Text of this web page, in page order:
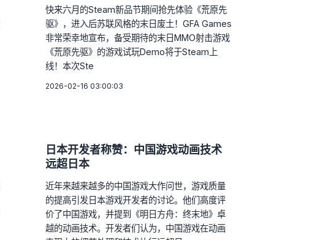
快来六月的Steam新品节期间抢先体验《荒原先
驱》，进入后苏联风格的末日废土！GFA Games
非常荣幸地宣布，备受期待的末日MMO射击游戏
《荒原先驱》的游戏试玩Demo将于Steam上
线！本次Ste
2026-02-16 03:00:03
日本开发者称赞：中国游戏动画技术
远超日本
近年来越来越多的中国游戏大作问世，游戏质量
的提高引发日本游戏开发者的讨论。他们高度评
价了中国游戏，并提到《明日方舟：终末地》卓
越的动画技术。开发者们认为，中国游戏在动画